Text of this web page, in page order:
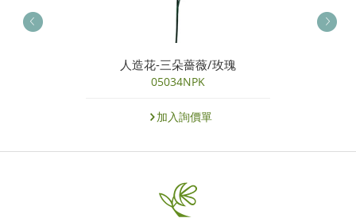
人造花-三朵薔薇/玫瑰
05034NPK
加入詢價單